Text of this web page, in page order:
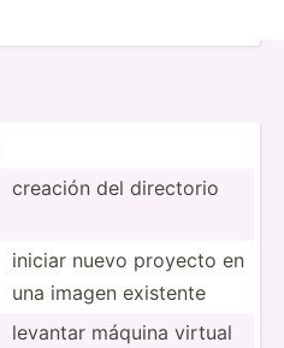
creación del directorio
iniciar nuevo proyecto en
una imagen existente
levantar máquina virtual